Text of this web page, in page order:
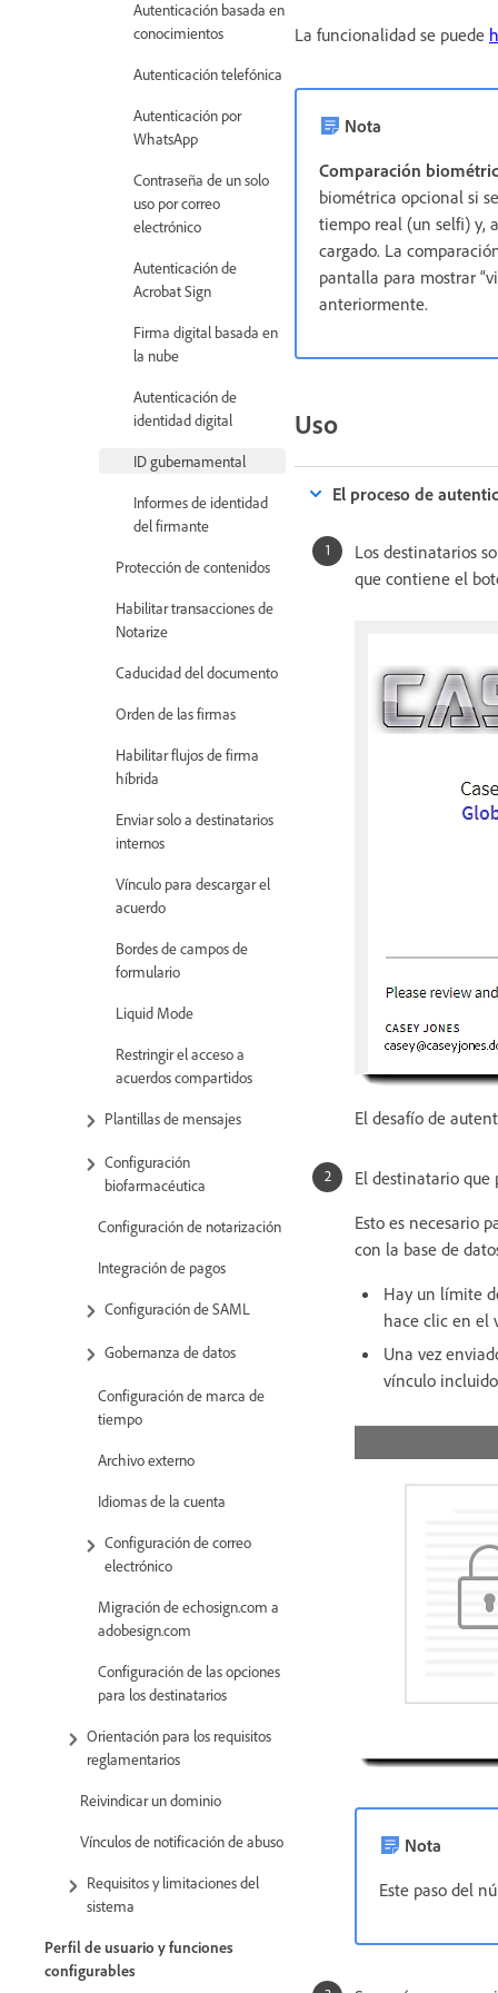
Autenticación basada en
conocimientos
Autenticación telefónica
Autenticación por
WhatsApp
Contraseña de un solo
uso por correo
electrónico
Autenticación de
Acrobat Sign
Firma digital basada en
la nube
Autenticación de
identidad digital
ID gubernamental
Informes de identidad
del firmante
Protección de contenidos
Habilitar transacciones de
Notarize
Caducidad del documento
Orden de las firmas
Habilitar flujos de firma
híbrida
Enviar solo a destinatarios
internos
Vínculo para descargar el
acuerdo
Bordes de campos de
formulario
Liquid Mode
Restringir el acceso a
acuerdos compartidos
Plantillas de mensajes
Configuración
biofarmacéutica
Configuración de notarización
Integración de pagos
Configuración de SAML
Gobernanza de datos
Configuración de marca de
tiempo
Archivo externo
Idiomas de la cuenta
Configuración de correo
electrónico
Migración de echosign.com a
adobesign.com
Configuración de las opciones
para los destinatarios
Orientación para los requisitos
reglamentarios
Reivindicar un dominio
Vínculos de notificación de abuso
Requisitos y limitaciones del
sistema
Perfil de usuario y funciones
configurables
La funcionalidad se puede
Nota
Comparación
biométrica opcional si
tiempo real (un selfi) y,
cargado. La
pantalla para mostrar
anteriormente.
Uso
El proceso de
Los destinatarios
que contiene el
El desafío de
El destinatario
Esto es necesario
con la base de
Hay un límite
hace clic en el
Una vez
vínculo
Nota
Este paso del